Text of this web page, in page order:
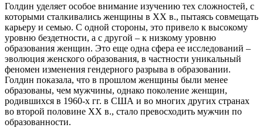
Голдин уделяет особое внимание изучению тех сложностей, с
которыми сталкивались женщины в XX в., пытаясь совмещать
карьеру и семью. С одной стороны, это привело к высокому
уровню бездетности, а с другой – к низкому уровню
образования женщин. Это еще одна сфера ее исследований –
эволюция женского образования, в частности уникальный
феномен изменения гендерного разрыва в образовании.
Голдин показала, что в прошлом женщины были менее
образованы, чем мужчины, однако поколение женщин,
родившихся в 1960-х гг. в США и во многих других странах
во второй половине XX в., стало превосходить мужчин по
образованности.